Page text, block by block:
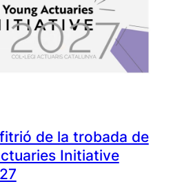
de la trobada de
Initiative